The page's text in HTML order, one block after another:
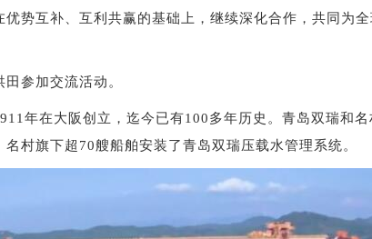
优势互补、互利共赢的基础上，继续深化合作，共同为
参加交流活动。
年在大阪创立，迄今已有100多年历史。青岛双瑞和
村旗下超70艘船舶安装了青岛双瑞压载水管理系统。